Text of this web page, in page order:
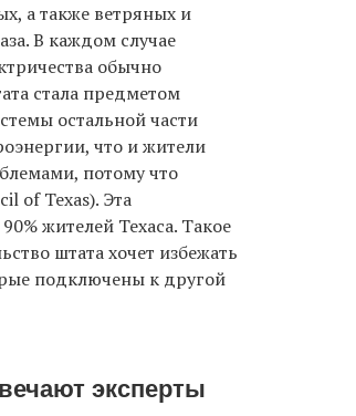
а также ветряных и
В каждом случае
обычно
стала предметом
остальной части
что и жители
потому что
of Texas). Эта
жителей Техаса. Такое
штата хочет избежать
подключены к другой
эксперты